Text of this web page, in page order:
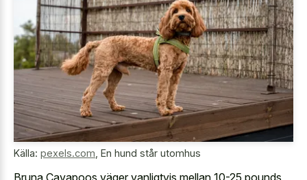
Källa: pexels.com En hund står utomhus
Bruna Cavapoos väger vanligtvis mellan 10-25 pounds